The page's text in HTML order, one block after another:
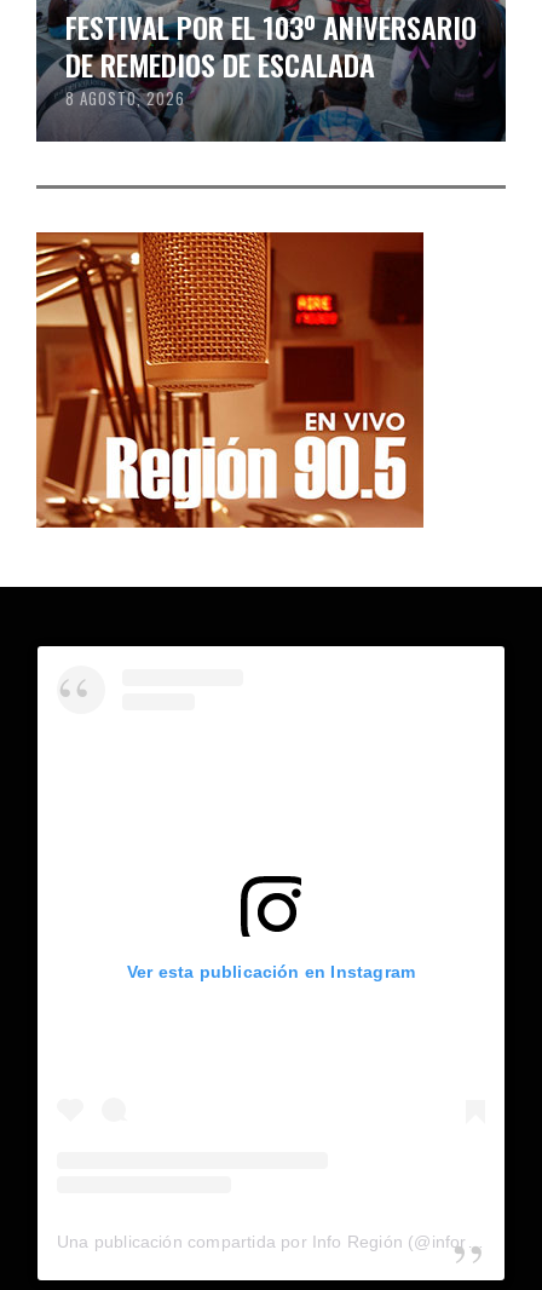
FESTIVAL POR EL 103º ANIVERSARIO
DE REMEDIOS DE ESCALADA
8 AGOSTO, 2026
Ver esta publicación en Instagram